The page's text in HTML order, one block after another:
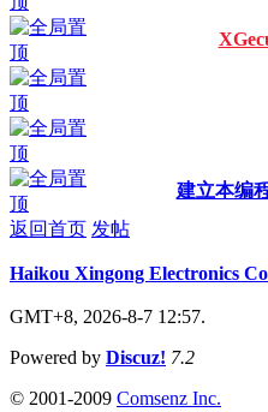
建立本编
返回首页 发帖
Haikou Xingong Electronics
GMT+8, 2026-8-7 12:57.
Powered by Discuz! 7.2
© 2001-2009 Comsenz Inc.